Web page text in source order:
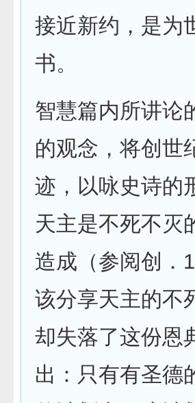
接近新约，是为
书。
智慧篇内所讲论
的观念，将创世
迹，以咏史诗的
天主是不死不灭
造成（参阅创．
该分享天主的不
却失落了这份恩
出：只有有圣德